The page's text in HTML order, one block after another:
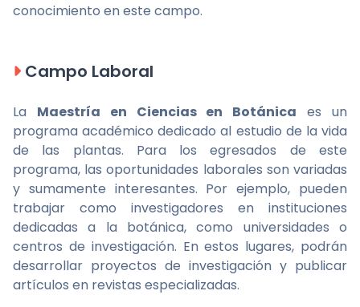
conocimiento en este campo.
Campo Laboral
La Maestría en Ciencias en Botánica es un
programa académico dedicado al estudio de la vida
de las plantas. Para los egresados de este
programa, las oportunidades laborales son variadas
y sumamente interesantes. Por ejemplo, pueden
trabajar como investigadores en instituciones
dedicadas a la botánica, como universidades o
centros de investigación. En estos lugares, podrán
desarrollar proyectos de investigación y publicar
artículos en revistas especializadas.